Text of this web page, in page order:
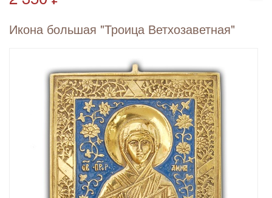
Икона большая "Троица Ветхозаветная"